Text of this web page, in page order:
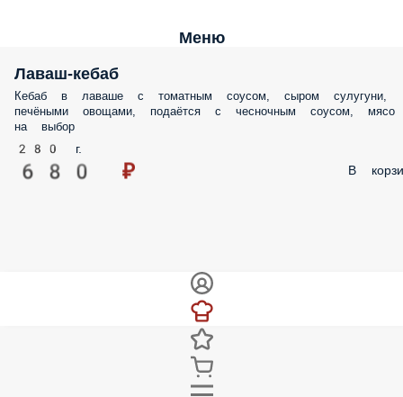
Меню
Лаваш-кебаб
Кебаб в лаваше с томатным соусом, сыром сулугуни,
печёными овощами, подаётся с чесночным соусом, мясо
на выбор
280 г.
680 ₽ В